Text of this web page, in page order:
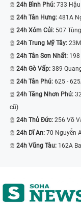
24h Bình Phú: 733 Hậu
24h Tân Hưng: 481A
24h Xóm Củi: 507
24h Trung Mỹ Tây:
24h Tân Sơn Nhất:
24h Gò Vấp: 389
24h Tân Phú: 625 -
24h Tăng Nhơn Phú:
cũ)
24h Thủ Đức: 256 Võ
24h Dĩ An: 70 Nguyễn
24h Vũng Tàu: 162A